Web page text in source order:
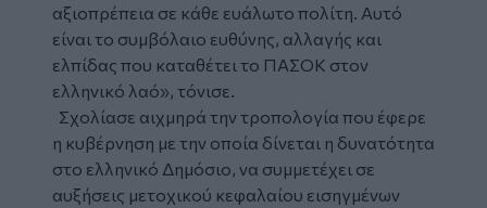
αξιοπρέπεια σε κάθε ευάλωτο πολίτη. Αυτό
είναι το συμβόλαιο ευθύνης, αλλαγής και
ελπίδας που καταθέτει το ΠΑΣΟΚ στον
ελληνικό λαό», τόνισε.
Σχολίασε αιχμηρά την τροπολογία που έφερε
η κυβέρνηση με την οποία δίνεται η δυνατότητα
στο ελληνικό Δημόσιο, να συμμετέχει σε
αυξήσεις μετοχικού κεφαλαίου εισηγμένων